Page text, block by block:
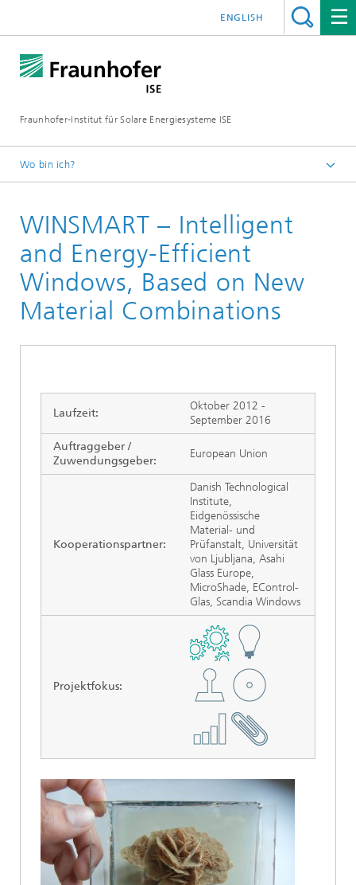
Fraunhofer-Institut für Solare Energiesysteme ISE
ENGLISH
Wo bin ich?
Forschungsprojekte
WINSMART – Intelligent
and Energy-Efficient
Windows, Based on New
Material Combinations
Laufzeit:
Oktober 2012 -
September 2016
Auftraggeber /
Zuwendungsgeber:
European Union
Kooperationspartner:
Danish Technological
Institute,
Eidgenössische
Material- und
Prüfanstalt, Universität
von Ljubljana, Asahi
Glass Europe,
MicroShade, EControl-
Glas, Scandia Windows
Projektfokus: